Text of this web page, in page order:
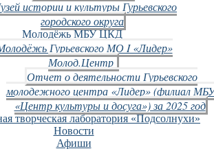
истории и культуры Гурьевского
городского округа
Молодёжь МБУ ЦКД
Гурьевского МО I «Лидер»
Молод.Центр
Отчет о деятельности Гурьевского
молодежного центра «Лидер» (филиал
«Центр культуры и досуга») за 2025 год
творческая лаборатория «Подсолнухи»
Новости
Афиши